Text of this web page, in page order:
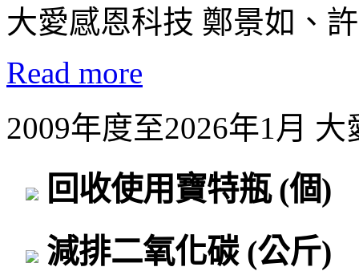
大愛感恩科技 鄭景如、
Read more
2009年度至2026年1月
回收使用寶特瓶 (個)
減排二氧化碳 (公斤)